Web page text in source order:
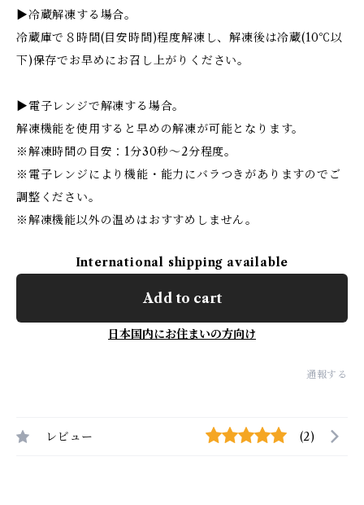
▶︎冷蔵解凍する場合。
冷蔵庫で８時間(目安時間)程度解凍し、解凍後は冷蔵(10℃以
下)保存でお早めにお召し上がりください。
▶︎電子レンジで解凍する場合。
解凍機能を使用すると早めの解凍が可能となります。
※解凍時間の目安：1分30秒〜2分程度。
※電子レンジにより機能・能力にバラつきがありますのでご
調整ください。
※解凍機能以外の温めはおすすめしません。
International shipping available
Add to cart
日本国内にお住まいの方向け
通報する
レビュー (2)